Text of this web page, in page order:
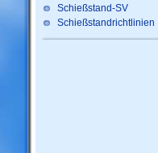
Schießstand-SV
Schießstandrichtlinien